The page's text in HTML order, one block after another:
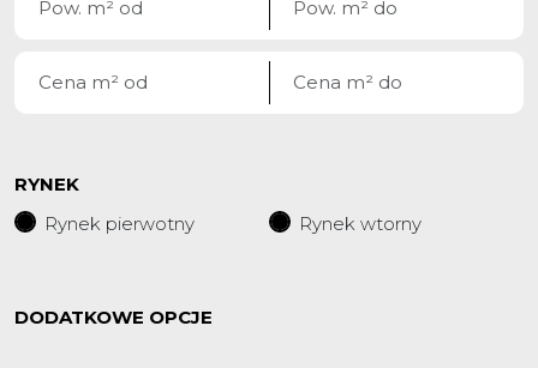
RYNEK
Rynek pierwotny
Rynek wtorny
DODATKOWE OPCJE